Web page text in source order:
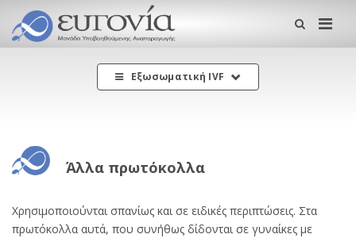
Εξωσωματική IVF
Άλλα πρωτόκολλα
Χρησιμοποιούνται σπανίως και σε ειδικές περιπτώσεις. Στα
πρωτόκολλα αυτά, που συνήθως δίδονται σε γυναίκες με